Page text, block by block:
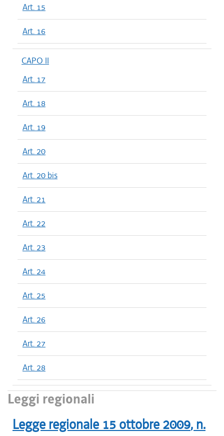
Art. 15
Art. 16
CAPO II
Art. 17
Art. 18
Art. 19
Art. 20
Art. 20 bis
Art. 21
Art. 22
Art. 23
Art. 24
Art. 25
Art. 26
Art. 27
Art. 28
Leggi regionali
Legge regionale 15 ottobre 2009, n.